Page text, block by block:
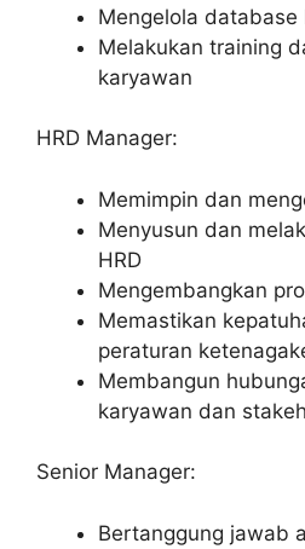
Mengelola database
Melakukan training
karyawan
HRD Manager:
Memimpin dan
Menyusun dan
HRD
Mengembangkan
Memastikan
peraturan
Membangun
karyawan dan
Senior Manager:
Bertanggung jawab